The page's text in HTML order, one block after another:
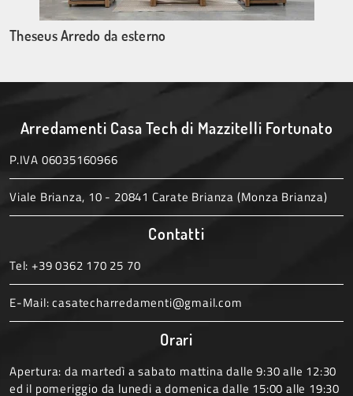
Theseus Arredo da esterno
Arredamenti Casa Tech di Mazzitelli Fortunato
P.IVA 06035160966
Viale Brianza, 10 - 20841 Carate Brianza (Monza Brianza)
Contatti
Tel: +39 0362 170 25 70
E-Mail:casatecharredamenti@gmail.com
Orari
Apertura: da martedì a sabato mattina dalle 9:30 alle 12:30
ed il pomeriggio da lunedi a domenica dalle 15:00 alle 19:30